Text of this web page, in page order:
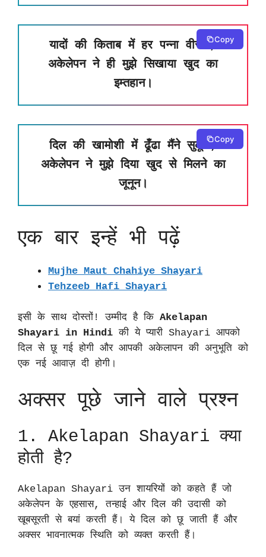
यादों की किताब में हर पन्ना वीरान,
अकेलेपन ने ही मुझे सिखाया खुद का
इम्तहान।
Copy
दिल की खामोशी में ढूँढा मैंने सुकून,
अकेलेपन ने मुझे दिया खुद से मिलने का
जूनून।
Copy
एक बार इन्हें भी पढ़ें
Mujhe Maut Chahiye Shayari
Tehzeeb Hafi Shayari
इसी के साथ दोस्तों! उम्मीद है कि Akelapan
Shayari in Hindi की ये प्यारी Shayari आपको
दिल से छू गई होगी और आपकी अकेलापन की अनुभूति को
एक नई आवाज़ दी होगी।
अक्सर पूछे जाने वाले प्रश्न
1. Akelapan Shayari क्या
होती है?
Akelapan Shayari उन शायरियों को कहते हैं जो
अकेलेपन के एहसास, तन्हाई और दिल की उदासी को
खूबसूरती से बयां करती हैं। ये दिल को छू जाती हैं और
अक्सर भावनात्मक स्थिति को व्यक्त करती हैं।